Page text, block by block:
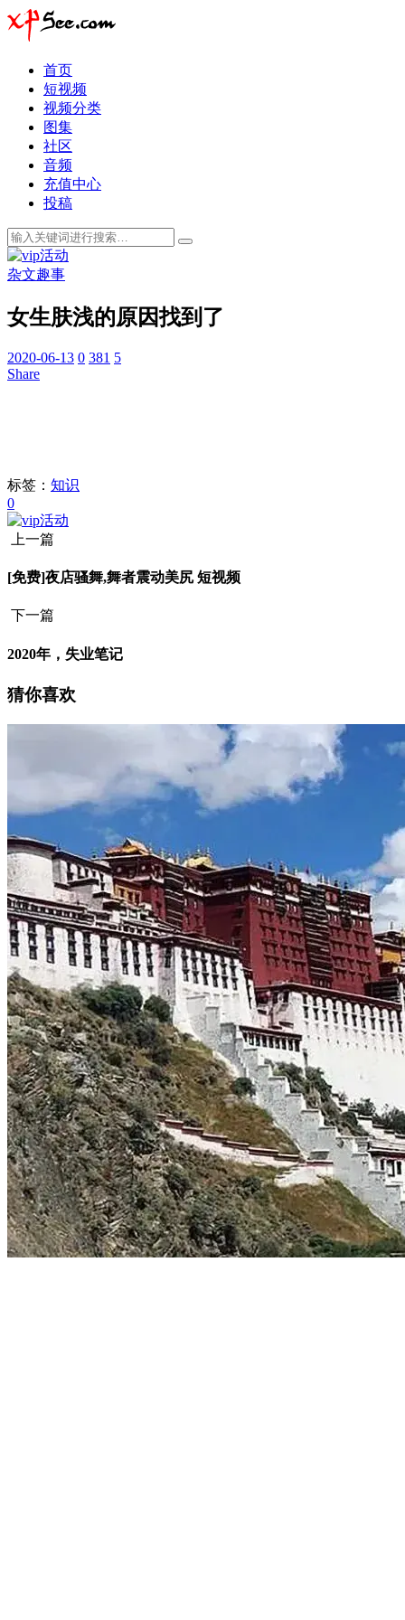
首页
短视频
视频分类
图集
社区
音频
充值中心
投稿
杂文趣事
女生肤浅的原因找到了
2020-06-13 0 381 5
Share
标签： 知识
0
上一篇
[免费]夜店骚舞,舞者震动美尻 短视频
下一篇
2020年，失业笔记
猜你喜欢